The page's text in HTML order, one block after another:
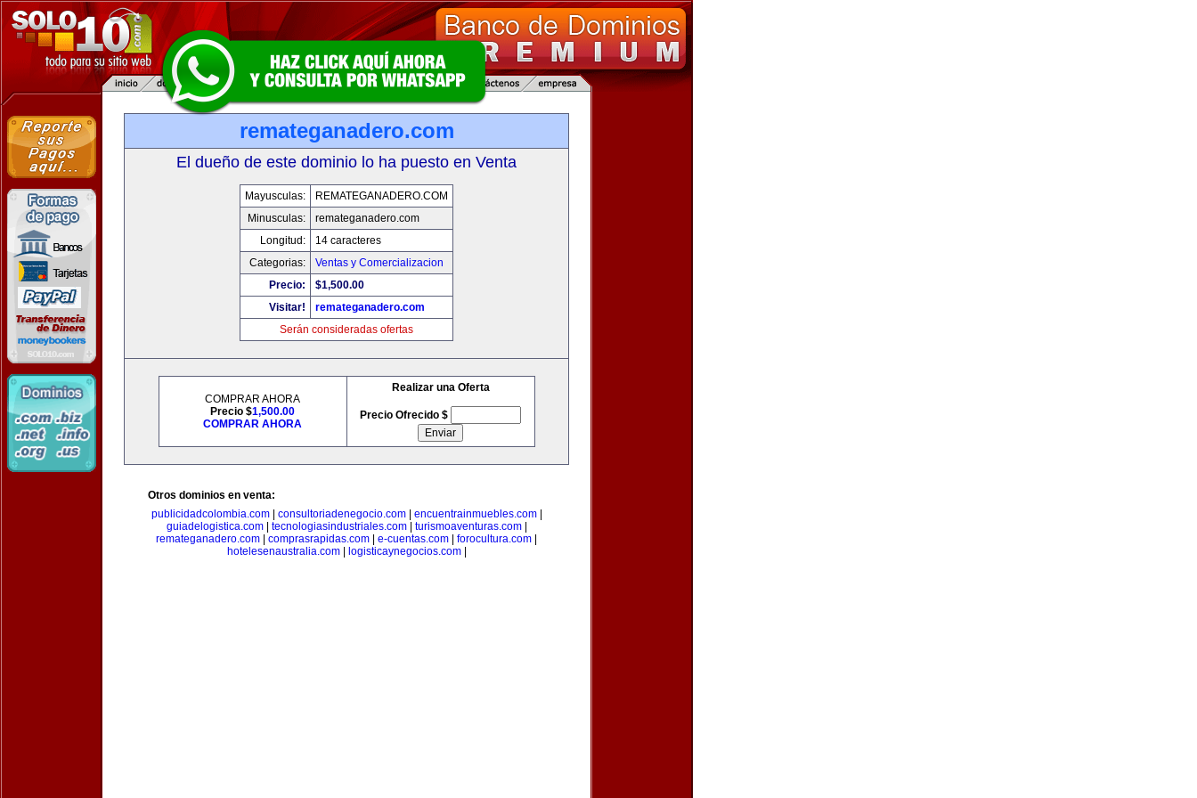
remateganadero.com
El dueño de este dominio lo ha puesto en Venta
Mayusculas:
REMATEGANADERO.COM
Minusculas:
remateganadero.com
Longitud:
14 caracteres
Categorias:
Ventas y Comercializacion
Precio:
$1,500.00
Visitar!
remateganadero.com
Serán consideradas ofertas
COMPRAR AHORA
Precio $1,500.00
COMPRAR AHORA
Realizar una Oferta
Precio Ofrecido $
Otros dominios en venta:
publicidadcolombia.com| consultoriadenegocio.com| encuentrainmuebles.com|
guiadelogistica.com| tecnologiasindustriales.com| turismoaventuras.com|
remateganadero.com
comprasrapidas.com e-cuentas.com forocultura.com
hotelesenaustralia.com| logisticaynegocios.com|